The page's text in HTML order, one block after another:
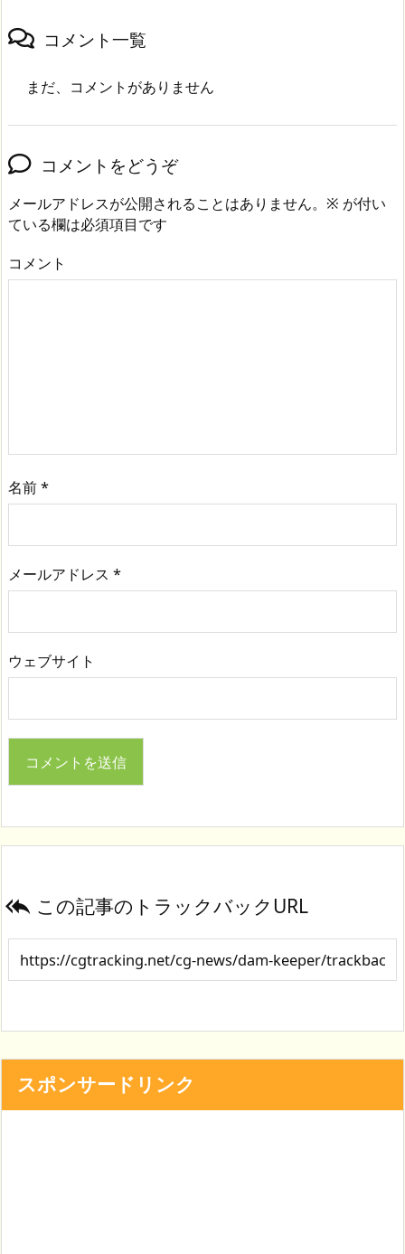
コメント一覧
まだ、コメントがありません
コメントをどうぞ
メールアドレスが公開されることはありません。 ※ が付い
ている欄は必須項目です
コメント
名前*
メールアドレス *
ウェブサイト
 この記事のトラックバックURL
スポンサードリンク